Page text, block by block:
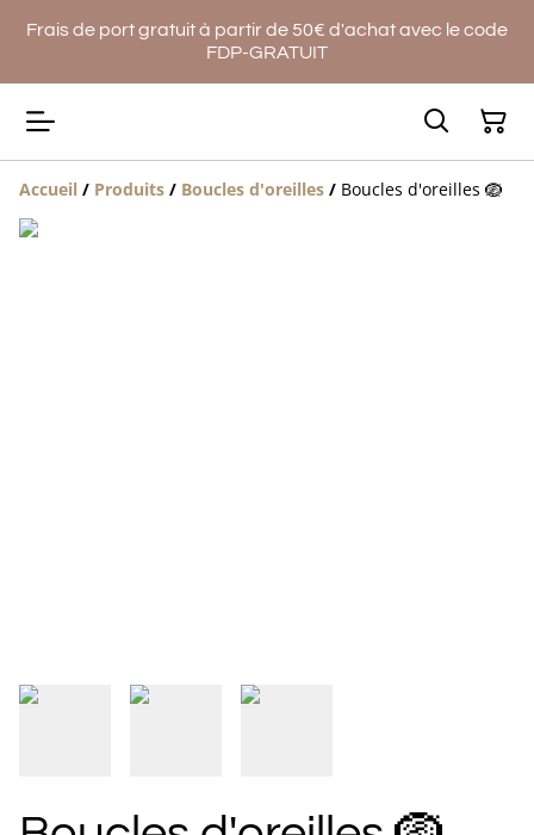
Frais de port gratuit à partir de 50€ d'achat avec le code
FDP-GRATUIT
Accueil / Produits / Boucles d'oreilles / Boucles d'oreilles 🪺